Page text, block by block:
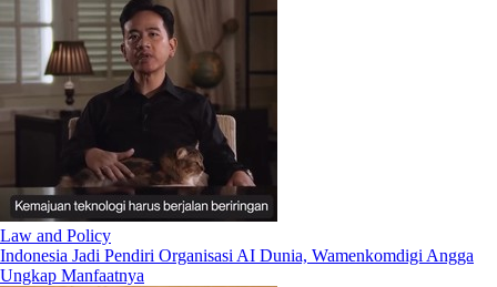
Law and Policy
Indonesia Jadi Pendiri Organisasi AI Dunia, Wamenkomdigi Angga
Ungkap Manfaatnya